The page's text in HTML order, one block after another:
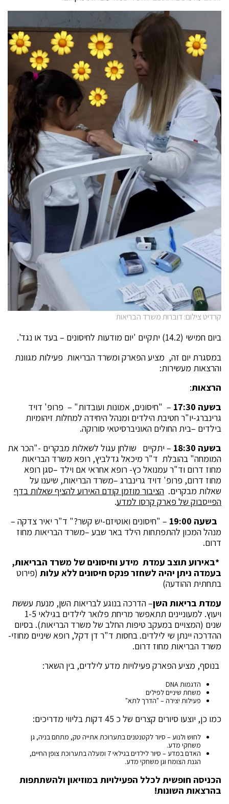
קרדיט צילום: דוברות משרד הבריאות
ביום חמישי (14.2) יתקיים 'יום מודעות לחיסונים – בעד או נגד'.
במסגרת יום זה, מציע הפארק ומשרד הבריאות פעילות מגוונת
והרצאות מעשירות:
הרצאות:
בשעה 17:30
– "חיסונים, אמונות ועובדות" – פרופ' דויד
גרינברג-יו"ר חטיבת הילדים ומנהל היחידה למחלות זיהומיות
בילדים –בית החולים האוניברסיטאי סורוקה.
בשעה 18:30
– יתקיים שולחן עגול לשאלות מבקרים -"הכר את
המומחה" בהובלת ד"ר מיכאל גדלביץ, רופא משרד הבריאות
מחוז דרום וד"ר עמנואל כץ- רופא אחראי אם וילד –סגן רופא
מחוז דרום, פרופ' דויד גרינברג –משרד הבריאות, שיענו על
שאלות מבקרים. הציבור מוזמן קודם האירוע להציף שאלות בדף
הפייסבוק של פארק קרסו למדע.
בשעה 19:00
– "חיסונים ואוטיזם-יש קשר?" ד"ר יאיר צדקה –
מנהל המכון להתפתחות הילד באר שבע –משרד הבריאות מחוז
דרום.
*באירוע תוצב עמדת מידע וחיסונים של משרד הבריאות,
בעמדה ניתן יהיה לשחזר פנקס חיסונים ללא עלות (פירוט
בתחתית ההודעה)
עמדת בריאות השן– הדרכה בנוגע לבריאות השן, מנעת עששת
ויעוץ. למעוניינים תתאפשר מריחת פלואר לילדים בגילאי 1-5
שנים (המצויים במעקב טיפות החלב של משרד הבריאות). בסיום
ההדרכה יינתן שי לילדים. בחסות ד"ר דן דקל, רופא שיניים מחוזי-
משרד הבריאות מחוז דרום.
בנוסף, מציע הפארק פעילויות מדע לילדים, בין השאר:
הדגמות DNA
משחת שיניים לפילים
פעילות יצירה – "הדרך לתא"
כמו כן, יוצעו סיורים קצרים של כ 45 דקות בליווי מדריכים:
לחוש ולנוע – סיור לקטנטנים בתערוכת אתייה טק, מתחם בניה, גן
משחקי מדע.
האדם במדע – סיור לילדים בגילאי 7 ומעלה בתערוכת צופן החיים,
הגנת הצומח וגן משחקי מדע.
הכניסה חופשית לכלל הפעילויות במוזיאון ולהשתתפות
בהרצאות השונות!